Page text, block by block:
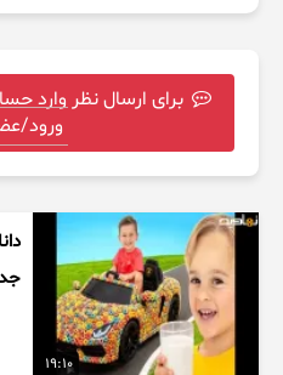
برای ارسال نظر وارد
ورود/
19:10